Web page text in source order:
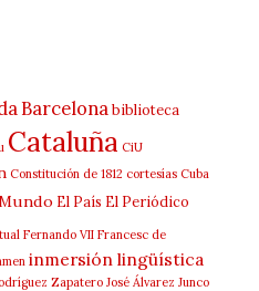
Barcelona biblioteca
Cataluña CiU
Constitución de 1812 cortesías Cuba
El País El Periódico
Fernando VII Francesc de
inmersión lingüística
Zapatero José Álvarez Junco